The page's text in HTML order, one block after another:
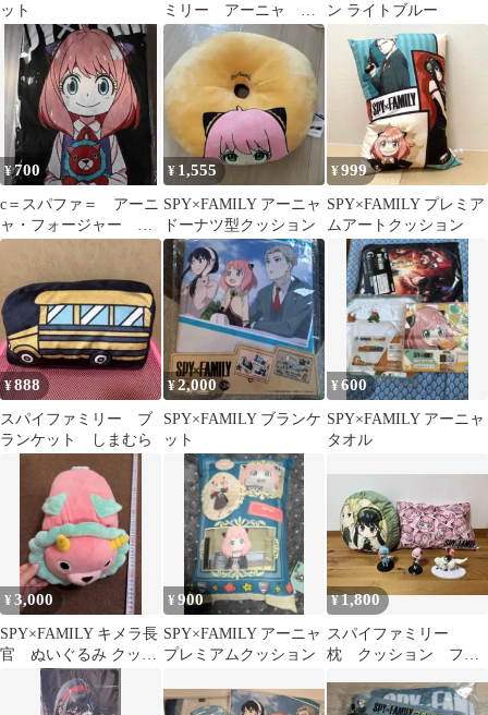
ット
ミリー アーニャ ピ
ーナッツ クッション
ン ライトブルー
¥700
c＝スパファ＝ アーニ
ャ・フォージャー キ
メラさん Tシャツ
¥ 1,555
SPY×FAMILY アーニャ
ドーナツ型クッション
¥999
SPY×FAMILY プレミア
ムアートクッション
¥888
スパイファミリー ブ
ランケット しまむら
¥2,000
SPY×FAMILY ブランケ
ット
¥600
SPY×FAMILY アーニャ
タオル
¥3,000
SPY×FAMILY キメラ長
官 ぬいぐるみ クッシ
ョン ブランケット
¥900
SPY×FAMILY アーニャ
プレミアムクッション
¥1,800
スパイファミリー
枕 クッション フィ